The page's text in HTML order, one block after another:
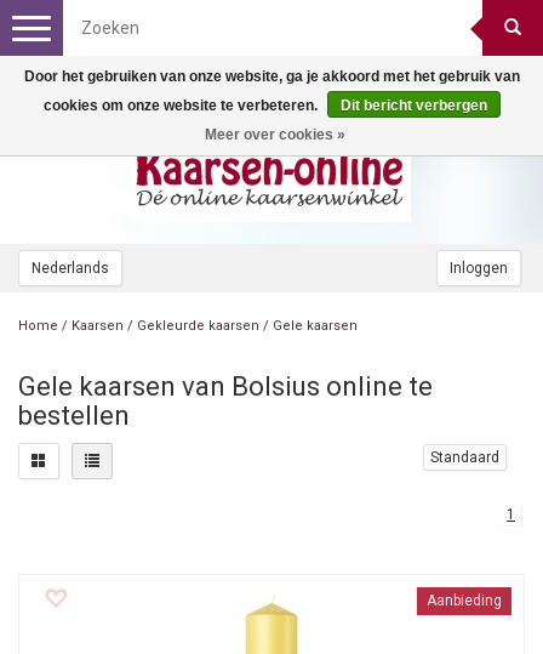
Nederlands Inloggen
Toggle
navigation
Home / Kaarsen / Gekleurde kaarsen / Gele kaarsen
Gele kaarsen van Bolsius online te
bestellen
Standaard
1
Aanbieding
Door het gebruiken van onze website, ga je akkoord met het gebruik van
cookies om onze website te verbeteren.
Dit bericht verbergen
Meer over cookies »